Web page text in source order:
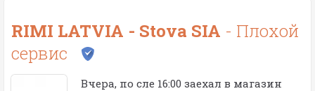
RIMI LATVIA - Stova SIA - Плохой
сервис
Вчера, по сле 16:00 заехал в магазин